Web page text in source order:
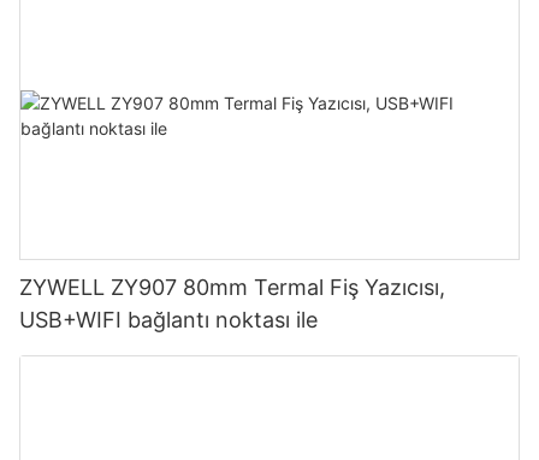
ZYWELL ZY907 80mm Termal Fiş Yazıcısı,
USB+WIFI bağlantı noktası ile